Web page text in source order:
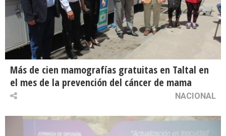
Más de cien mamografías gratuitas en Taltal en
el mes de la prevención del cáncer de mama
NACIONAL